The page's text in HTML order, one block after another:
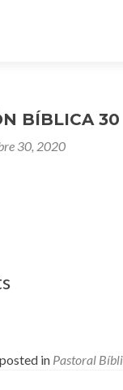
BÍBLICA
30, 2020
in Pastoral